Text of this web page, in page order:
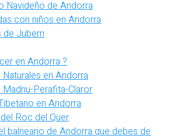
Navideño de Andorra
con niños en Andorra
de Juberri
en Andorra ?
en Andorra
Madriu-Perafita-Claror
en Andorra
Roc del Quer
balneario de Andorra que debes de